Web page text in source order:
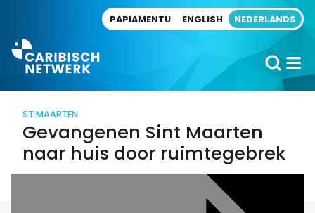
PAPIAMENTU ENGLISH NEDERLANDS
ST MAARTEN
Gevangenen Sint Maarten
naar huis door ruimtegebrek